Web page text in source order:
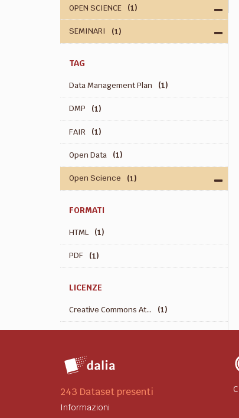
OPEN SCIENCE (1)
SEMINARI (1)
TAG
Data Management Plan (1)
DMP (1)
FAIR (1)
Open Data (1)
Open Science (1)
FORMATI
HTML (1)
PDF (1)
LICENZE
Creative Commons At... (1)
243 Dataset presenti
Informazioni